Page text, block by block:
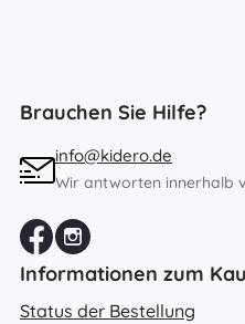
Brauchen Sie Hilfe?
info@kidero.de
Wir antworten innerhalb
Informationen zum
Status der Bestellung